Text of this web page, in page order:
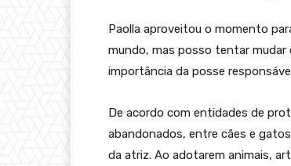
Paolla aproveitou o momento
mundo, mas posso tentar mudar
importância da posse
De acordo com entidades de
abandonados, entre cães e
da atriz. Ao adotarem animais,